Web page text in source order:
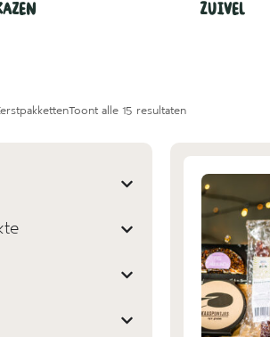
Zuivel
Toont alle 15 resultaten